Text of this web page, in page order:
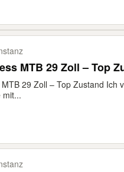
MTB 29 Zoll – Top
29 Zoll – Top Zustand Ich
mit...